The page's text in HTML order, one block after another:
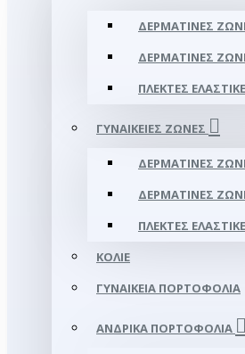
ΔΕΡΜΆΤΙΝΕΣ
ΔΕΡΜΆΤΙΝΕΣ
ΠΛΕΚΤΈΣ
ΓΥΝΑΙΚΕΊΕΣ ΖΏΝΕΣ
ΔΕΡΜΆΤΙΝΕΣ
ΔΕΡΜΆΤΙΝΕΣ
ΠΛΕΚΤΈΣ
ΚΟΛΙΈ
ΓΥΝΑΙΚΕΊΑ ΠΟΡΤΟΦΌΛΙΑ
ΑΝΔΡΙΚΆ ΠΟΡΤΟΦΌΛΙΑ